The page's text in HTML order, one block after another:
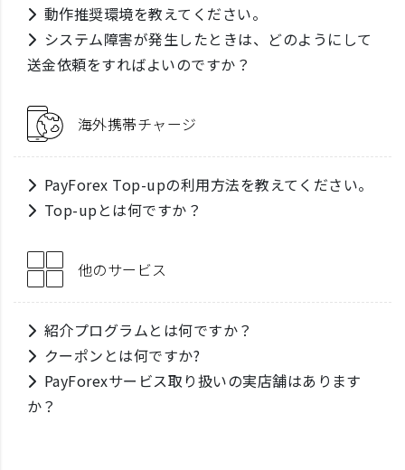
動作推奨環境を教えてください。
システム障害が発生したときは、どのようにして
送金依頼をすればよいのですか？
海外携帯チャージ
PayForex Top-upの利用方法を教えてください。
Top-upとは何ですか？
他のサービス
紹介プログラムとは何ですか？
クーポンとは何ですか?
PayForexサービス取り扱いの実店舗はあります
か？